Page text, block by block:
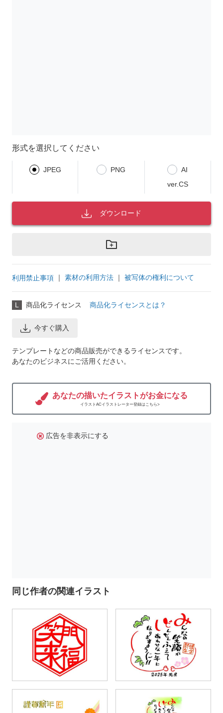
形式を選択してください
JPEG PNG
AI
ver.CS
ダウンロード
利用禁止事項 ｜ 素材の利用方法 ｜ 被写体の権利について
L 商品化ライセンス 商品化ライセンスとは？
今すぐ購入
テンプレートなどの商品販売ができるライセンスです。
あなたのビジネスにご活用ください。
あなたの描いたイラストがお金になる
イラストACイラストレーター登録はこちら>
広告を非表示にする
同じ作者の関連イラスト